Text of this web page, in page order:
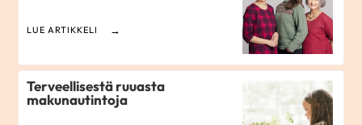
LUE ARTIKKELI
Terveellisestä ruuasta
makunautintoja